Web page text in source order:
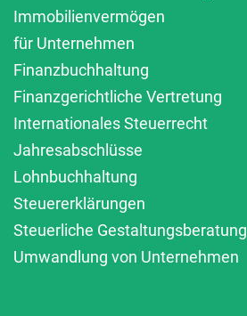
Immobilienvermögen
für Unternehmen
Finanzbuchhaltung
Finanzgerichtliche Vertretung
Internationales Steuerrecht
Jahresabschlüsse
Lohnbuchhaltung
Steuererklärungen
Steuerliche Gestaltungsberatung
Umwandlung von Unternehmen